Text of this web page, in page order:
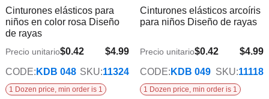
Info la
lista
deseos
Cinturones elásticos para
niños en color rosa Diseño
de rayas
$4.99
Precio unitario$0.42
CODE: KDB 048 SKU:11324
1 Dozen price, min order is 1
Info la
lista
Cinturones elásticos arcoíris
para niños Diseño de rayas
$4.99
Precio unitario$0.42
CODE: KDB 049 SKU:11118
1 Dozen price, min order is 1